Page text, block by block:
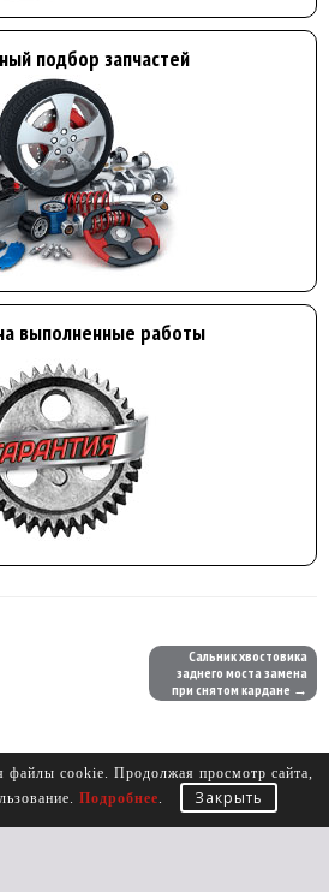
подбор запчастей
выполненные работы
Сальник хвостовика
заднего моста замена
при снятом кардане →
файлы cookie. Продолжая просмотр сайта,
Подробнее. Закрыть